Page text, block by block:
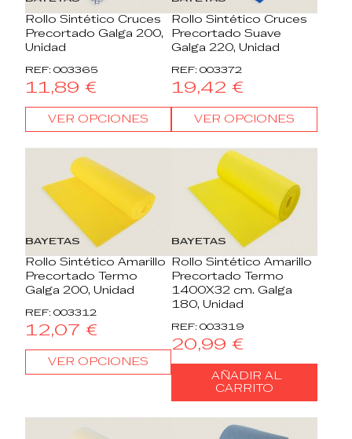
Rollo Sintético Cruces
Precortado Galga 200,
Unidad
REF: 003365
11,89 €
VER OPCIONES
Rollo Sintético Cruces
Precortado Suave
Galga 220, Unidad
REF: 003372
19,42 €
VER OPCIONES
BAYETAS
Rollo Sintético Amarillo
Precortado Termo
Galga 200, Unidad
REF: 003312
12,07 €
VER OPCIONES
BAYETAS
Rollo Sintético Amarillo
Precortado Termo
1400X32 cm. Galga
180, Unidad
REF: 003319
20,99 €
AÑADIR AL
CARRITO